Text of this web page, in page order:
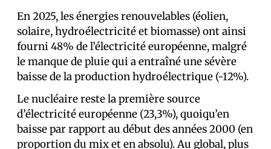
En 2025, les énergies renouvelables (éolien,
solaire, hydroélectricité et biomasse) ont ainsi
fourni 48% de l’électricité européenne, malgré
le manque de pluie qui a entraîné une sévère
baisse de la production hydroélectrique (-12%).
Le nucléaire reste la première source
d’électricité européenne (23,3%), quoiqu’en
baisse par rapport au début des années 2000 (en
proportion du mix et en absolu). Au global, plus